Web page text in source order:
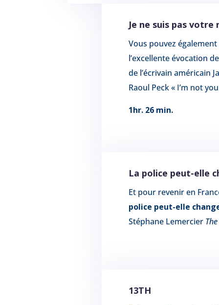
Je ne suis pas votre
Vous pouvez
l’excellente évocation
de l’écrivain américain
Raoul Peck « I’m not
1hr. 26 min.
La police peut-elle
Et pour revenir en
police peut-elle
Stéphane Lemercier
13TH